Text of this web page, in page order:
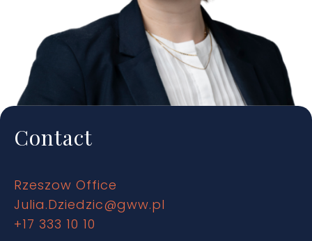
Contact
Rzeszow Office
Julia.Dziedzic@gww.pl
+17 333 10 10